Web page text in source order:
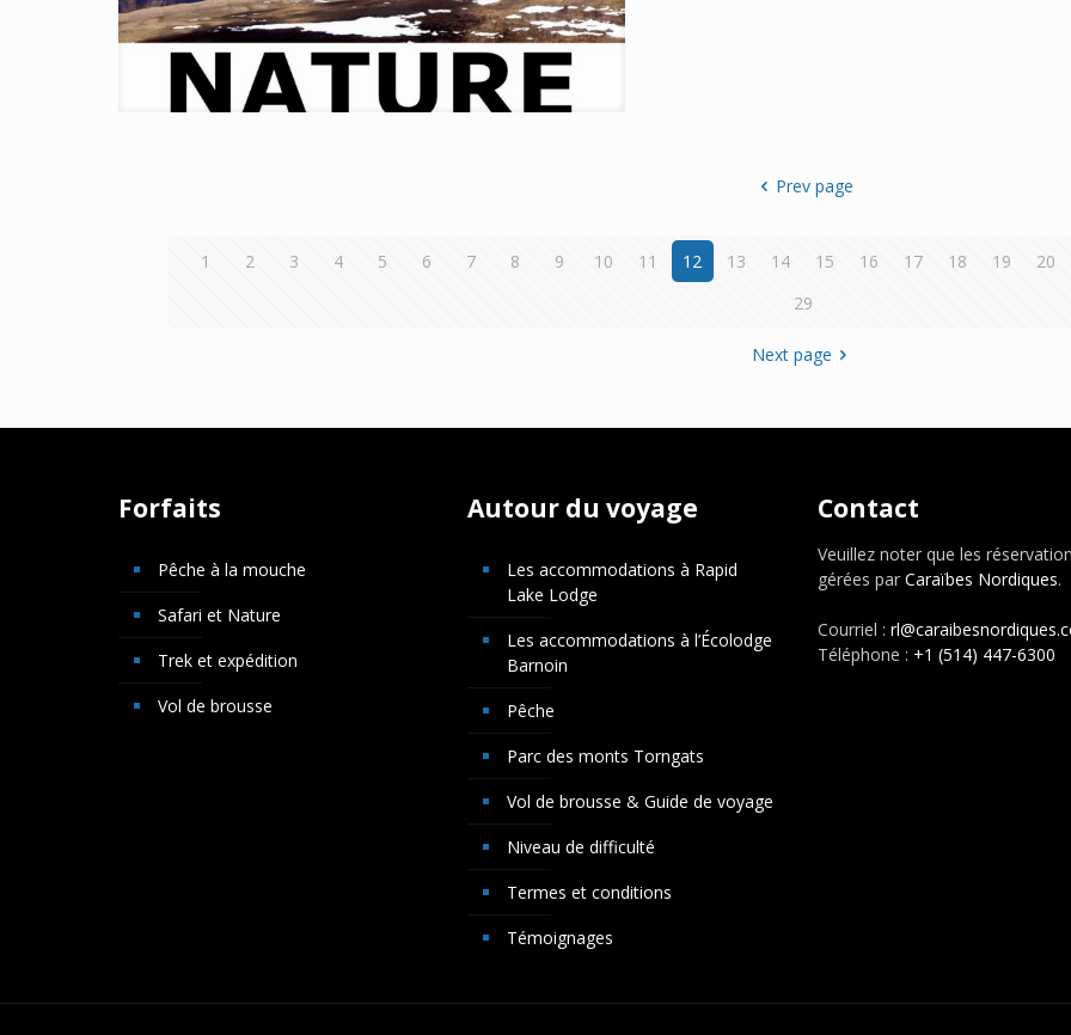
Prev page
1 2 3 4 5 6 7 8 9 10 11 12 13 14 15 16 17 18 19 20
29
Next page
Forfaits
Pêche à la mouche
Safari et Nature
Trek et expédition
Vol de brousse
Autour du voyage
Les accommodations à Rapid
Lake Lodge
Les accommodations à l’Écolodge
Barnoin
Pêche
Parc des monts Torngats
Vol de brousse & Guide de voyage
Niveau de difficulté
Termes et conditions
Témoignages
Contact
Veuillez noter que les
gérées par Caraïbes Nordiques.
Courriel :
Téléphone : +1 (514) 447-6300